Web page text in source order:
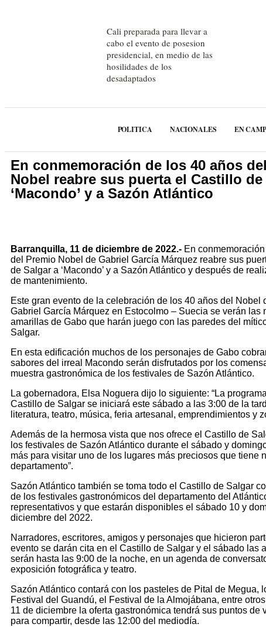
Cali preparada para llevar a
cabo el evento de posesion
presidencial, en medio de las
hosilidades de los
desadaptados
POLITICA NACIONALES EN
En conmemoración de los 40 años
Nobel reabre sus puerta el Castillo de
‘Macondo’ y a Sazón Atlántico
Barranquilla, 11 de diciembre de 2022.- En
del Premio Nobel de Gabriel García Márquez reabre sus
de Salgar a ‘Macondo’ y a Sazón Atlántico y después de
de mantenimiento.
Este gran evento de la celebración de los 40 años del Nobel
Gabriel García Márquez en Estocolmo – Suecia se verán las
amarillas de Gabo que harán juego con las paredes del
Salgar.
En esta edificación muchos de los personajes de Gabo
sabores del irreal Macondo serán disfrutados por los
muestra gastronómica de los festivales de Sazón Atlántico.
La gobernadora, Elsa Noguera dijo lo siguiente: “La
Castillo de Salgar se iniciará este sábado a las 3:00 de la
literatura, teatro, música, feria artesanal, emprendimientos y
Además de la hermosa vista que nos ofrece el Castillo de
los festivales de Sazón Atlántico durante el sábado y
más para visitar uno de los lugares más preciosos que tiene
departamento”.
Sazón Atlántico también se toma todo el Castillo de Salgar
de los festivales gastronómicos del departamento del
representativos y que estarán disponibles el sábado 10 y
diciembre del 2022.
Narradores, escritores, amigos y personajes que hicieron
evento se darán cita en el Castillo de Salgar y el sábado las
serán hasta las 9:00 de la noche, en un agenda de
exposición fotográfica y teatro.
Sazón Atlántico contará con los pasteles de Pital de Megua,
Festival del Guandú, el Festival de la Almojábana, entre
11 de diciembre la oferta gastronómica tendrá sus puntos de
para compartir, desde las 12:00 del mediodía.